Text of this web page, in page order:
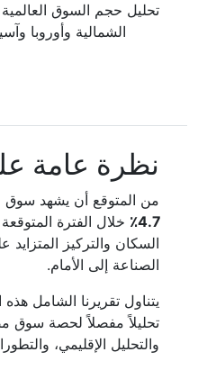
تحليل حجم السوق
الشمالية وأوروبا وآسيا
نظرة عامة
من المتوقع أن يشهد سوق
4.7٪
السكان والتركيز
الصناعة إلى الأمام.
يتناول تقريرنا الشامل
تحليلاً مفصلاً لحصة سوق
والتحليل الإقليمي،